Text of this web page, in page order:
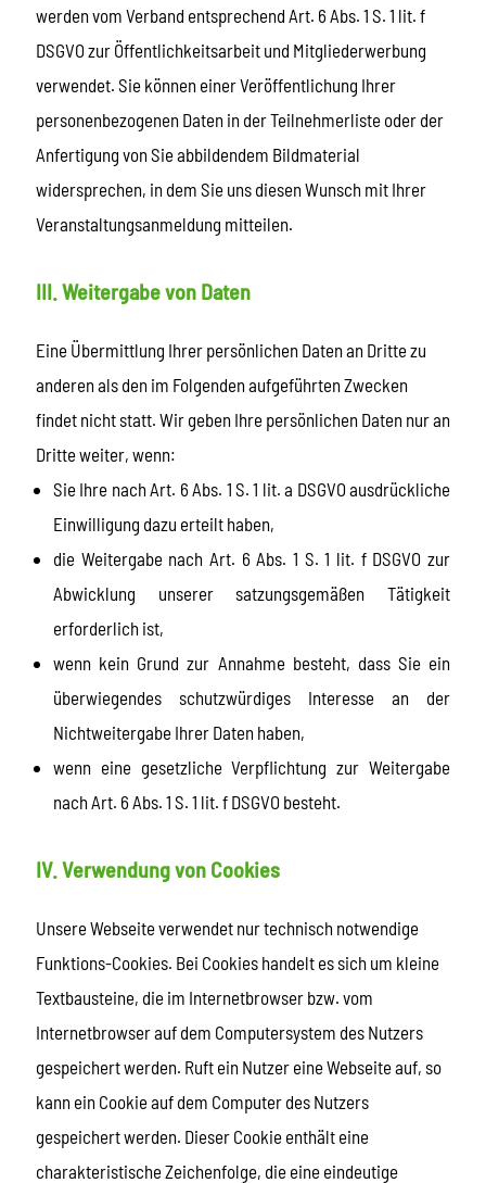
werden vom Verband entsprechend Art. 6 Abs. 1 S. 1 lit. f
DSGVO zur Öffentlichkeitsarbeit und Mitgliederwerbung
verwendet. Sie können einer Veröffentlichung Ihrer
personenbezogenen Daten in der Teilnehmerliste oder der
Anfertigung von Sie abbildendem Bildmaterial
widersprechen, in dem Sie uns diesen Wunsch mit Ihrer
Veranstaltungsanmeldung mitteilen.
III. Weitergabe von Daten
Eine Übermittlung Ihrer persönlichen Daten an Dritte zu
anderen als den im Folgenden aufgeführten Zwecken
findet nicht statt. Wir geben Ihre persönlichen Daten nur an
Dritte weiter, wenn:
Sie Ihre nach Art. 6 Abs. 1 S. 1 lit. a DSGVO ausdrückliche
Einwilligung dazu erteilt haben,
die Weitergabe nach Art. 6 Abs. 1 S. 1 lit. f DSGVO zur
Abwicklung unserer satzungsgemäßen Tätigkeit
erforderlich ist,
wenn kein Grund zur Annahme besteht, dass Sie ein
überwiegendes schutzwürdiges Interesse an der
Nichtweitergabe Ihrer Daten haben,
wenn eine gesetzliche Verpflichtung zur Weitergabe
nach Art. 6 Abs. 1 S. 1 lit. f DSGVO besteht.
IV. Verwendung von Cookies
Unsere Webseite verwendet nur technisch notwendige
Funktions-Cookies. Bei Cookies handelt es sich um kleine
Textbausteine, die im Internetbrowser bzw. vom
Internetbrowser auf dem Computersystem des Nutzers
gespeichert werden. Ruft ein Nutzer eine Webseite auf, so
kann ein Cookie auf dem Computer des Nutzers
gespeichert werden. Dieser Cookie enthält eine
charakteristische Zeichenfolge, die eine eindeutige